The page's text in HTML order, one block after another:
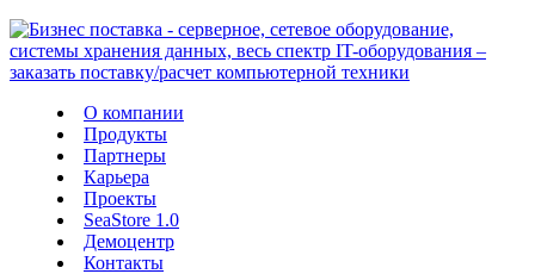
О компании
Продукты
Партнеры
Карьера
Проекты
SeaStore 1.0
Демоцентр
Контакты